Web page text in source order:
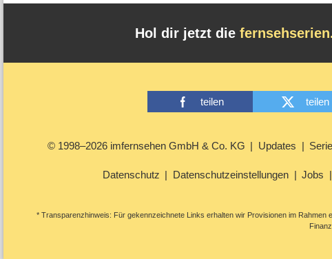
Hol dir jetzt die
teilen teilen
© 1998–2026 imfernsehen GmbH & Co. KG Updates
Datenschutz Datenschutzeinstellungen Jobs
* Transparenzhinweis: Für gekennzeichnete Links erhalten wir Provisionen im